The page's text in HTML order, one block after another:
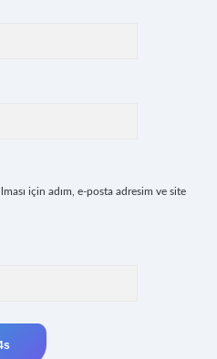
için adım, e-posta adresim ve site